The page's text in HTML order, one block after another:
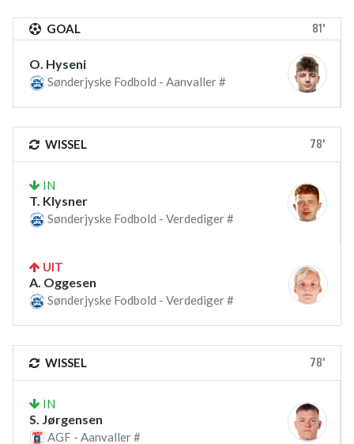
GOAL 81'
O. Hyseni
Sønderjyske Fodbold - Aanvaller #
WISSEL 78'
IN
T. Klysner
Sønderjyske Fodbold - Verdediger #
UIT
A. Oggesen
Sønderjyske Fodbold - Verdediger #
WISSEL 78'
IN
S. Jørgensen
AGF - Aanvaller #